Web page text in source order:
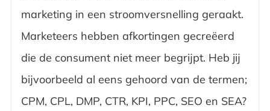
marketing in een stroomversnelling geraakt.
Marketeers hebben afkortingen gecreëerd
die de consument niet meer begrijpt. Heb jij
bijvoorbeeld al eens gehoord van de termen;
CPM, CPL, DMP, CTR, KPI, PPC, SEO en SEA?